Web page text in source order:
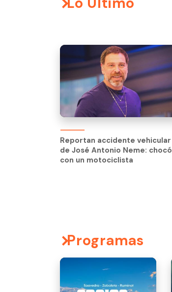
Reportan accidente vehicular
de José Antonio Neme: chocó
con un motociclista
Programas